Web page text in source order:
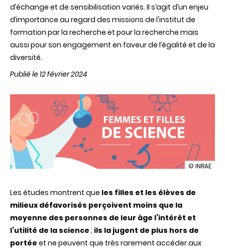
d’échange et de sensibilisation variés. Il s’agit d’un enjeu
d’importance au regard des missions de l'institut de
formation par la recherche et pour la recherche mais
aussi pour son engagement en faveur de l’égalité et de la
diversité.
Publié le 12 février 2024
illustration
et
la
science
et
© INRAE
Les études montrent que les filles et les élèves de
milieux défavorisés perçoivent moins que la
moyenne des personnes de leur âge l’intérêt et
l’utilité de la science ; ils la jugent de plus hors de
portée et ne peuvent que très rarement accéder aux